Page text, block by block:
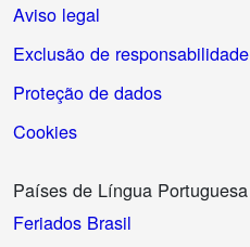
Aviso legal
Exclusão de responsabilidade
Proteção de dados
Cookies
Países de Língua Portuguesa
Feriados Brasil